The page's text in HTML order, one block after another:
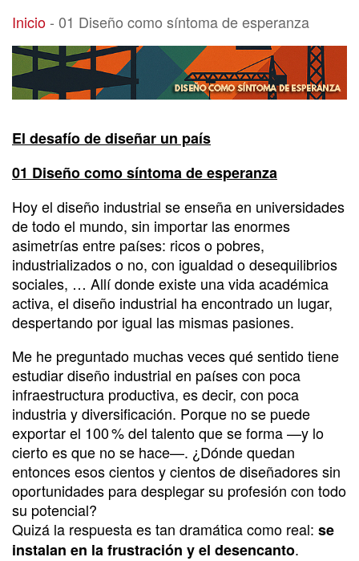
01 Diseño como síntoma de esperanza
Inicio- 01 Diseño como síntoma de esperanza
El desafío de diseñar un país
01 Diseño como síntoma de esperanza
Hoy el diseño industrial se enseña en universidades
de todo el mundo, sin importar las enormes
asimetrías entre países: ricos o pobres,
industrializados o no, con igualdad o desequilibrios
sociales, … Allí donde existe una vida académica
activa, el diseño industrial ha encontrado un lugar,
despertando por igual las mismas pasiones.
Me he preguntado muchas veces qué sentido tiene
estudiar diseño industrial en países con poca
infraestructura productiva, es decir, con poca
industria y diversificación. Porque no se puede
exportar el 100 % del talento que se forma —y lo
cierto es que no se hace—. ¿Dónde quedan
entonces esos cientos y cientos de diseñadores sin
oportunidades para desplegar su profesión con todo
su potencial?
Quizá la respuesta es tan dramática como real: se
instalan en la frustración y el desencanto.